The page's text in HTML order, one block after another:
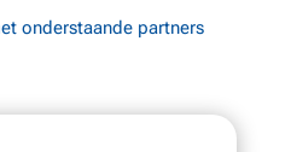
onderstaande partners